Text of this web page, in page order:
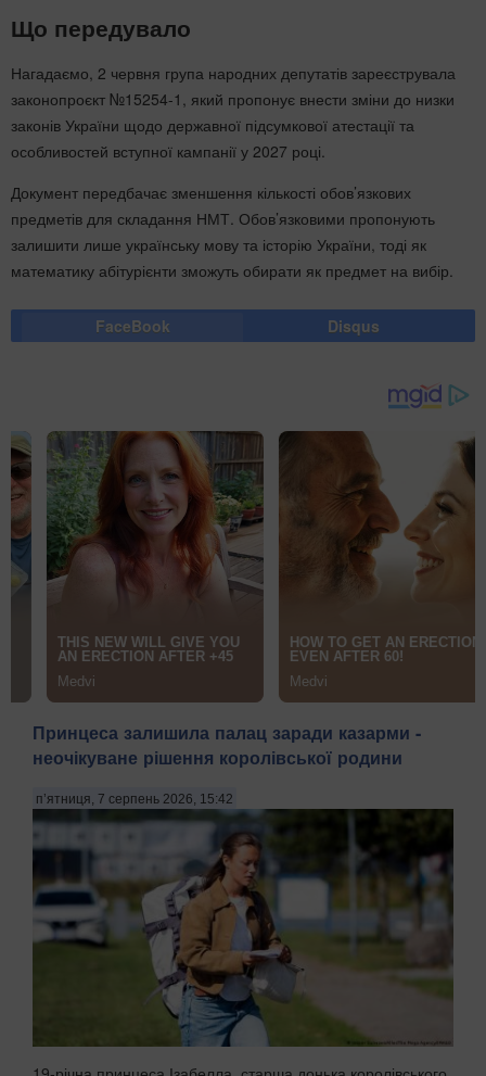
Що передувало
Нагадаємо, 2 червня група народних депутатів зареєструвала
законопроєкт №15254-1, який пропонує внести зміни до низки
законів України щодо державної підсумкової атестації та
особливостей вступної кампанії у 2027 році.
Документ передбачає зменшення кількості обов’язкових
предметів для складання НМТ. Обов’язковими пропонують
залишити лише українську мову та історію України, тоді як
математику абітурієнти зможуть обирати як предмет на вибір.
FaceBook Disqus
Принцеса залишила палац заради казарми -
неочікуване рішення королівської родини
п’ятниця, 7 серпень 2026, 15:42